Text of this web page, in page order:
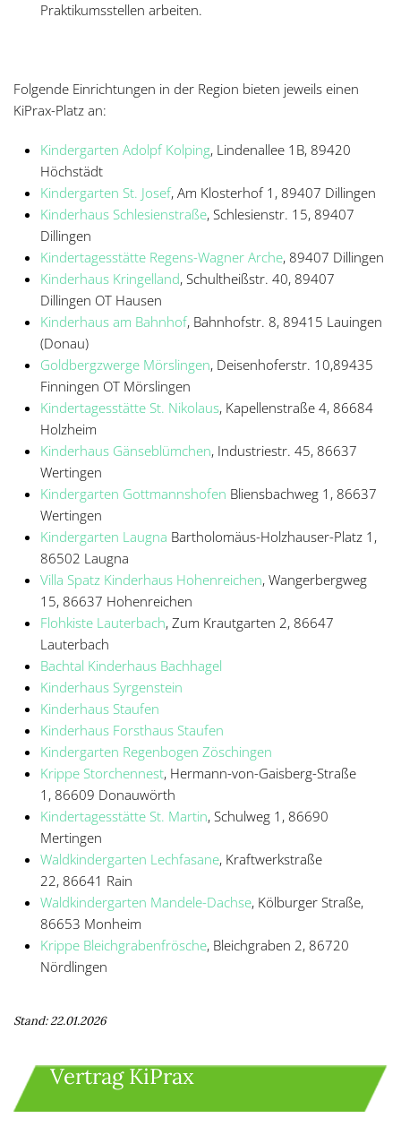
Praktikumsstellen arbeiten.
Folgende Einrichtungen in der Region bieten jeweils einen
KiPrax-Platz an:
Kindergarten Adolpf Kolping, Lindenallee 1B, 89420
Höchstädt
Kindergarten St. Josef, Am Klosterhof 1, 89407 Dillingen
Kinderhaus Schlesienstraße, Schlesienstr. 15, 89407
Dillingen
Kindertagesstätte Regens-Wagner Arche, 89407 Dillingen
Kinderhaus Kringelland, Schultheißstr. 40, 89407
Dillingen OT Hausen
Kinderhaus am Bahnhof, Bahnhofstr. 8, 89415 Lauingen
(Donau)
Goldbergzwerge Mörslingen, Deisenhoferstr. 10,89435
Finningen OT Mörslingen
Kindertagesstätte St. Nikolaus, Kapellenstraße 4, 86684
Holzheim
Kinderhaus Gänseblümchen, Industriestr. 45, 86637
Wertingen
Kindergarten Gottmannshofen Bliensbachweg 1, 86637
Wertingen
Kindergarten Laugna Bartholomäus-Holzhauser-Platz 1,
86502 Laugna
Villa Spatz Kinderhaus Hohenreichen, Wangerbergweg
15, 86637 Hohenreichen
Flohkiste Lauterbach, Zum Krautgarten 2, 86647
Lauterbach
Bachtal Kinderhaus Bachhagel
Kinderhaus Syrgenstein
Kinderhaus Staufen
Kinderhaus Forsthaus Staufen
Kindergarten Regenbogen Zöschingen
Krippe Storchennest, Hermann-von-Gaisberg-Straße
1, 86609 Donauwörth
Kindertagesstätte St. Martin, Schulweg 1, 86690
Mertingen
Waldkindergarten Lechfasane, Kraftwerkstraße
22, 86641 Rain
Waldkindergarten Mandele-Dachse, Kölburger Straße,
86653 Monheim
Krippe Bleichgrabenfrösche, Bleichgraben 2, 86720
Nördlingen
Stand: 22.01.2026
Vertrag KiPrax